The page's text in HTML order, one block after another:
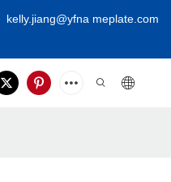
kelly.jiang@yfna meplate.com